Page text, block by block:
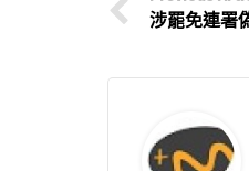
涉罷免連署